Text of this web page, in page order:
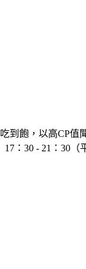
到飽，以高CP
30 - 21：30（平